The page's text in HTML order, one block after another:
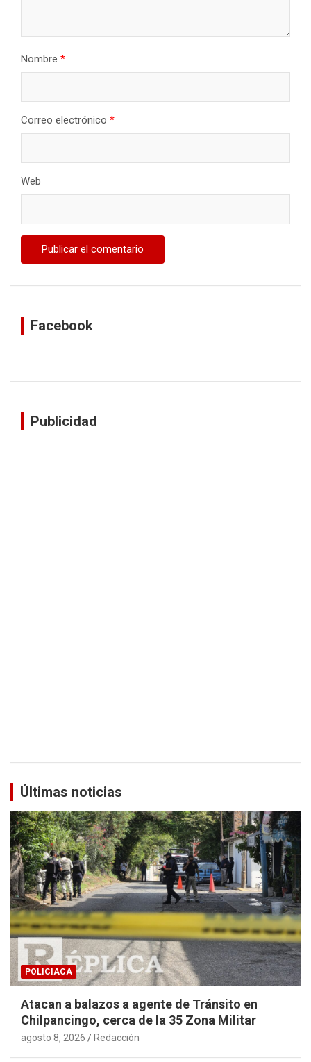
Nombre *
Correo electrónico *
Web
Facebook
Publicidad
Últimas noticias
POLICIACA
Atacan a balazos a agente de Tránsito en
Chilpancingo, cerca de la 35 Zona Militar
agosto 8, 2026 Redacción